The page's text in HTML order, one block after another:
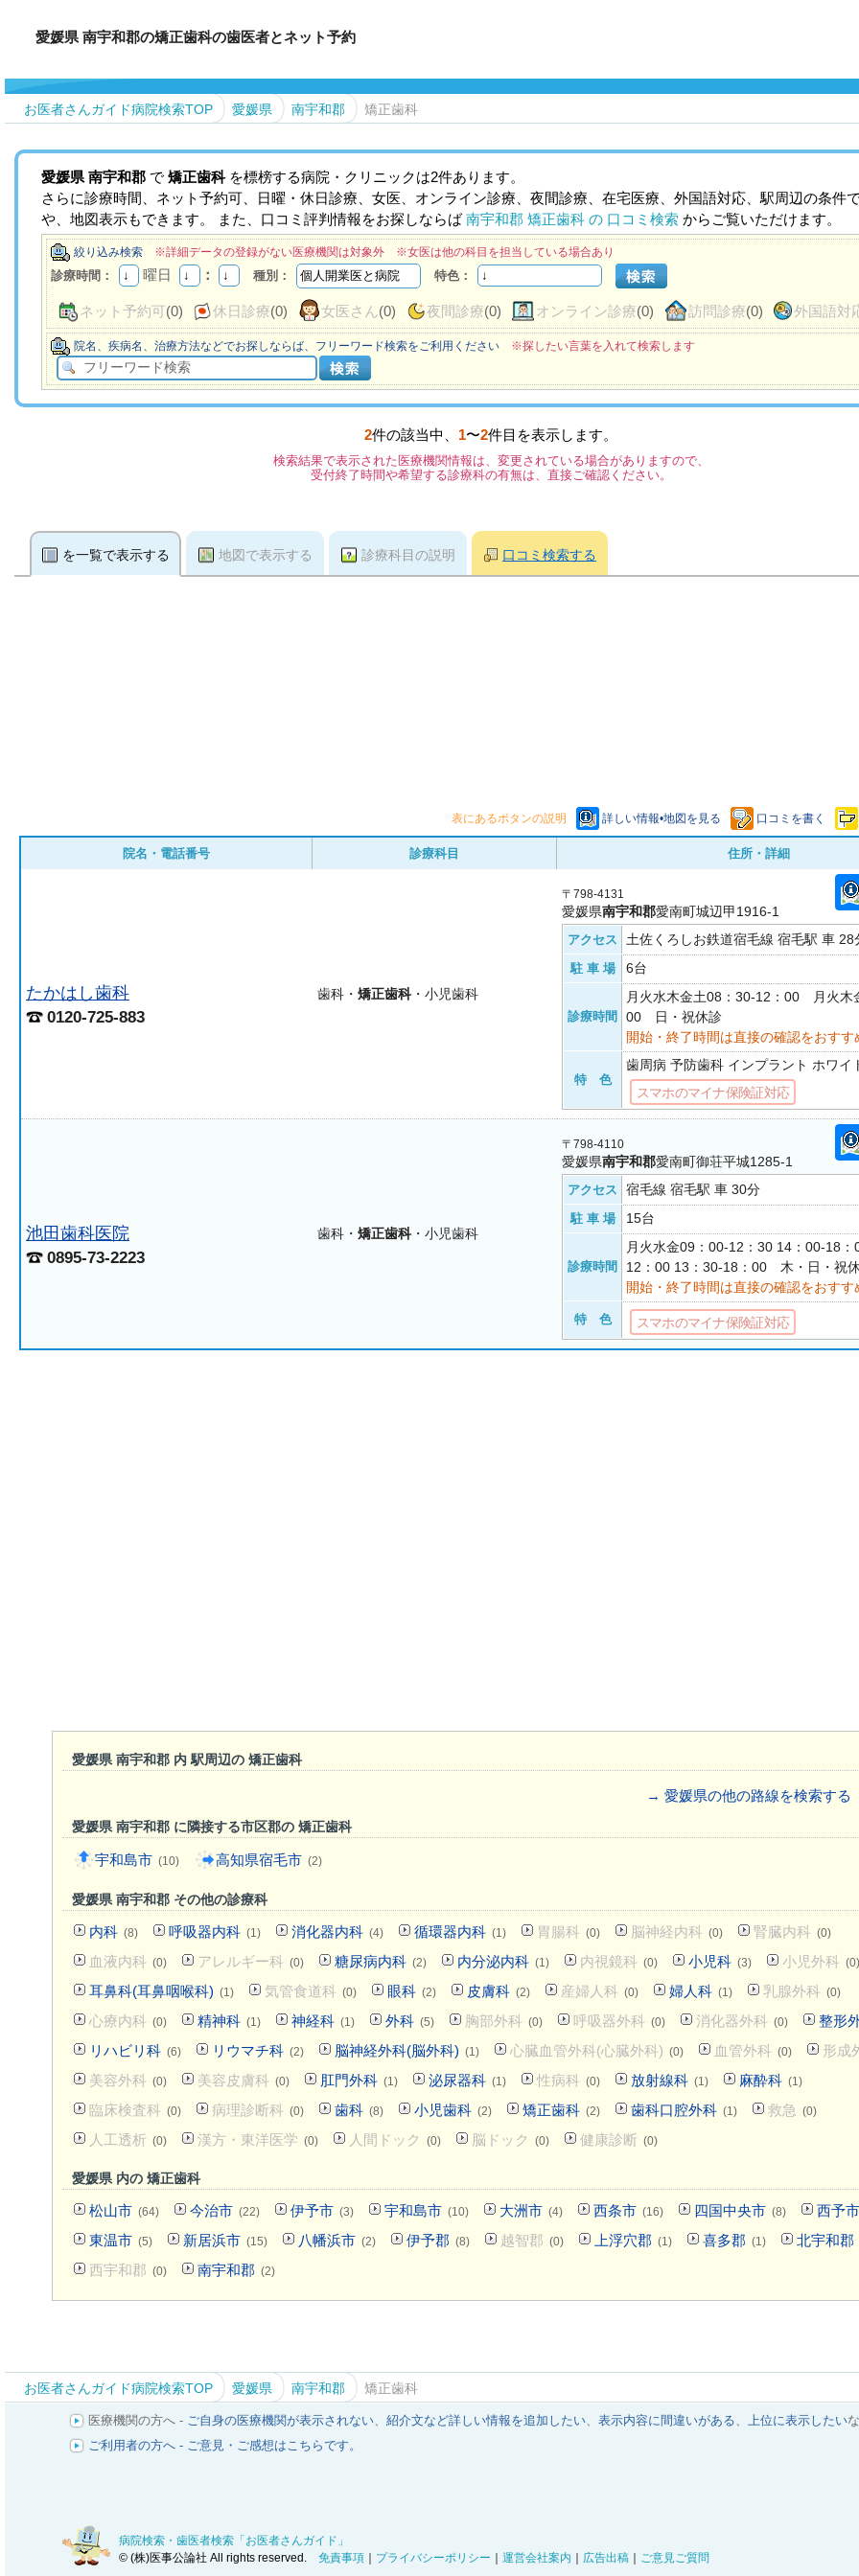
愛媛県 南宇和郡の矯正歯科の歯医者とネット予約
お医者さんガイド病院検索TOP 愛媛県 南宇和郡 矯正歯科
愛媛県 南宇和郡 で 矯正歯科を標榜する病院・クリニックは2件あります。
さらに診療時間、ネット予約可、日曜・休日診療、女医、オンライン診療、夜間診療、在宅医療、外国語対応、駅周辺の条件
や、地図表示もできます。 また、口コミ評判情報をお探しならば南宇和郡 矯正歯科 の 口コミ検索 からご覧いただけます。
絞り込み検索 ※詳細データの登録がない医療機関は対象外 ※女医は他の科目を担当している場合あり
診療時間： 曜日 ： 種別： 特色：
ネット予約可(0) 休日診療(0) 女医さん(0) 夜間診療(0) オンライン診療(0) 訪問診療(0) 外国語対
院名、疾病名、治療方法などでお探しならば、フリーワード検索をご利用ください ※探したい言葉を入れて検索します
2件の該当中、 1〜2件目を表示します。
検索結果で表示された医療機関情報は、変更されている場合がありますので、
受付終了時間や希望する診療科の有無は、直接ご確認ください。
を一覧で表示する 地図で表示する 診療科目の説明 口コミ検索する
表にあるボタンの説明 詳しい情報•地図を見る 口コミを書く
院名・電話番号 診療科目 住所・詳細
たかはし歯科
0120-725-883
歯科・ 矯正歯科・小児歯科
〒798-4131
愛媛県南宇和郡愛南町城辺甲1916-1
アクセス 土佐くろしお鉄道宿毛線 宿毛駅 車 28
駐 車 場 6台
診療時間
月火水木金土08：30-12：00 月火木
00 日・祝休診
開始・終了時間は直接の確認をおすす
特 色
歯周病 予防歯科 インプラント ホワイ
スマホのマイナ保険証対応
池田歯科医院
0895-73-2223
歯科・ 矯正歯科・小児歯科
〒798-4110
愛媛県南宇和郡愛南町御荘平城1285-1
アクセス 宿毛線 宿毛駅 車 30分
駐 車 場 15台
診療時間
月火水金09：00-12：30 14：00-18
12：00 13：30-18：00 木・日・祝
開始・終了時間は直接の確認をおすす
特 色 スマホのマイナ保険証対応
愛媛県 南宇和郡 内 駅周辺の 矯正歯科
→ 愛媛県の他の路線を検索する
愛媛県 南宇和郡 に隣接する市区郡の 矯正歯科
宇和島市 (10) 高知県宿毛市 (2)
愛媛県 南宇和郡 その他の診療科
内科 (8) 呼吸器内科 (1) 消化器内科 (4) 循環器内科 (1) 胃腸科 (0) 脳神経内科 (0) 腎臓内科 (0)
血液内科 (0) アレルギー科 (0) 糖尿病内科 (2) 内分泌内科 (1) 内視鏡科 (0) 小児科 (3) 小児外科 (0)
耳鼻科(耳鼻咽喉科) (1) 気管食道科 (0) 眼科 (2) 皮膚科 (2) 産婦人科 (0) 婦人科 (1) 乳腺外科 (0)
心療内科 (0) 精神科 (1) 神経科 (1) 外科 (5) 胸部外科 (0) 呼吸器外科 (0) 消化器外科 (0)
整形
リハビリ科 (6) リウマチ科 (2) 脳神経外科(脳外科) (1) 心臓血管外科(心臓外科) (0) 血管外科 (0)
形成
美容外科 (0) 美容皮膚科 (0) 肛門外科 (1) 泌尿器科 (1) 性病科 (0) 放射線科 (1) 麻酔科 (1)
臨床検査科 (0) 病理診断科 (0) 歯科 (8) 小児歯科 (2) 矯正歯科 (2) 歯科口腔外科 (1) 救急 (0)
人工透析 (0) 漢方・東洋医学 (0) 人間ドック (0) 脳ドック (0) 健康診断 (0)
愛媛県 内の 矯正歯科
松山市 (64) 今治市 (22) 伊予市 (3) 宇和島市 (10) 大洲市 (4) 西条市 (16) 四国中央市 (8)
西予市
東温市 (5) 新居浜市 (15) 八幡浜市 (2) 伊予郡 (8) 越智郡 (0) 上浮穴郡 (1) 喜多郡 (1)
北宇和郡
西宇和郡 (0) 南宇和郡 (2)
お医者さんガイド病院検索TOP 愛媛県 南宇和郡 矯正歯科
医療機関の方へ - ご自身の医療機関が表示されない、 紹介文など詳しい情報を追加したい、 表示内容に間違いがある、 上位に表示したい
ご利用者の方へ - ご意見・ご感想はこちらです。
病院検索・歯医者検索「お医者さんガイド」
© (株)医事公論社 All rights reserved. 免責事項｜ プライバシーポリシー 運営会社案内 広告出稿｜ ご意見ご質問